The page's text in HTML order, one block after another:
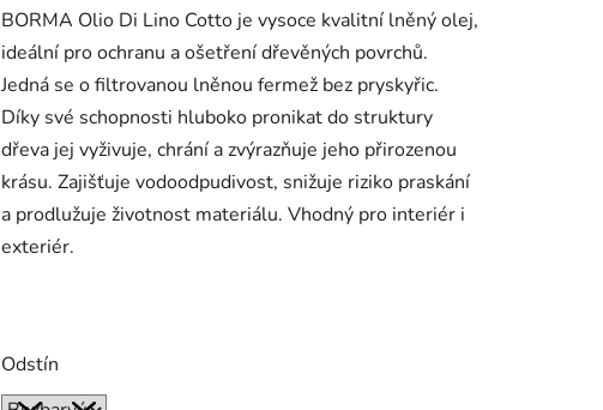
je
0,0
z
5
hvězdiček.
BORMA Olio Di Lino Cotto je vysoce kvalitní lněný olej,
ideální pro ochranu a ošetření dřevěných povrchů.
Jedná se o filtrovanou lněnou fermež bez pryskyřic.
Díky své schopnosti hluboko pronikat do struktury
dřeva jej vyživuje, chrání a zvýrazňuje jeho přirozenou
krásu. Zajišťuje vodoodpudivost, snižuje riziko praskání
a prodlužuje životnost materiálu. Vhodný pro interiér i
exteriér.
Odstín